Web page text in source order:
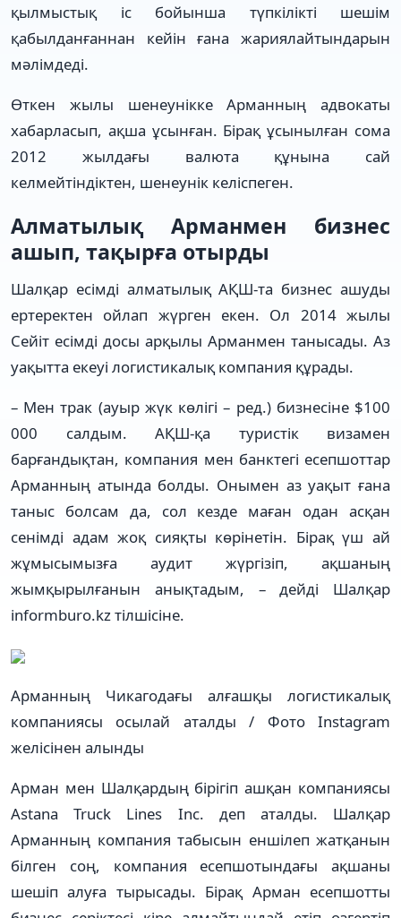
қылмыстық іс бойынша түпкілікті шешім
қабылданғаннан кейін ғана жариялайтындарын
мәлімдеді.
Өткен жылы шенеунікке Арманның адвокаты
хабарласып, ақша ұсынған. Бірақ ұсынылған сома
2012 жылдағы валюта құнына сай
келмейтіндіктен, шенеунік келіспеген.
Алматылық Арманмен бизнес
ашып, тақырға отырды
Шалқар есімді алматылық АҚШ-та бизнес ашуды
ертеректен ойлап жүрген екен. Ол 2014 жылы
Сейіт есімді досы арқылы Арманмен танысады. Аз
уақытта екеуі логистикалық компания құрады.
– Мен трак (ауыр жүк көлігі – ред.) бизнесіне $100
000 салдым. АҚШ-қа туристік визамен
барғандықтан, компания мен банктегі есепшоттар
Арманның атында болды. Онымен аз уақыт ғана
таныс болсам да, сол кезде маған одан асқан
сенімді адам жоқ сияқты көрінетін. Бірақ үш ай
жұмысымызға аудит жүргізіп, ақшаның
жымқырылғанын анықтадым, – дейді Шалқар
informburo.kz тілшісіне.
Арманның Чикагодағы алғашқы логистикалық
компаниясы осылай аталды / Фото Instagram
желісінен алынды
Арман мен Шалқардың бірігіп ашқан компаниясы
Astana Truck Lines Inc. деп аталды. Шалқар
Арманның компания табысын еншілеп жатқанын
білген соң, компания есепшотындағы ақшаны
шешіп алуға тырысады. Бірақ Арман есепшотты